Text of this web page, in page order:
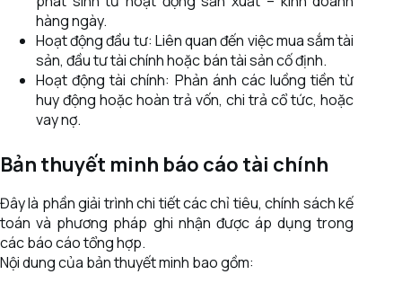
hàng ngày.
Hoạt động đầu tư: Liên quan đến việc mua sắm tài
sản, đầu tư tài chính hoặc bán tài sản cố định.
Hoạt động tài chính: Phản ánh các luồng tiền từ
huy động hoặc hoàn trả vốn, chi trả cổ tức, hoặc
vay nợ.
Bản thuyết minh báo cáo tài chính
Đây là phần giải trình chi tiết các chỉ tiêu, chính sách kế
toán và phương pháp ghi nhận được áp dụng trong
các báo cáo tổng hợp.
Nội dung của bản thuyết minh bao gồm: